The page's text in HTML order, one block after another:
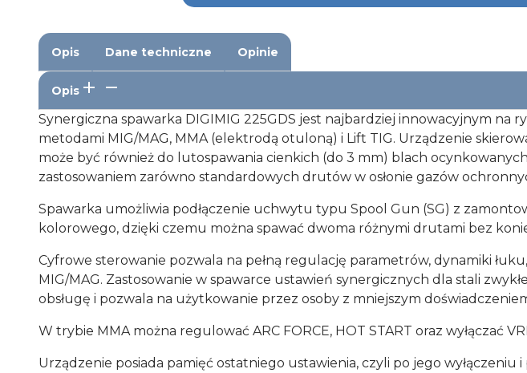
Opis Dane techniczne Opinie
Opis
Synergiczna spawarka DIGIMIG 225GDS jest najbardziej innowacyjnym
metodami MIG/MAG, MMA (elektrodą otuloną) i Lift TIG. Urządzenie
może być również do lutospawania cienkich (do 3 mm) blach
zastosowaniem zarówno standardowych drutów w osłonie gazów
Spawarka umożliwia podłączenie uchwytu typu Spool Gun (SG) z
kolorowego, dzięki czemu można spawać dwoma różnymi drutami bez
Cyfrowe sterowanie pozwala na pełną regulację parametrów, dynamiki
MIG/MAG. Zastosowanie w spawarce ustawień synergicznych dla stali
obsługę i pozwala na użytkowanie przez osoby z mniejszym
W trybie MMA można regulować ARC FORCE, HOT START oraz wyłączać
Urządzenie posiada pamięć ostatniego ustawienia, czyli po jego